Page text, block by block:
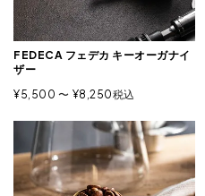
FEDECA フェデカ キーオーガナイ
ザー
¥5,500 〜 ¥8,250税込